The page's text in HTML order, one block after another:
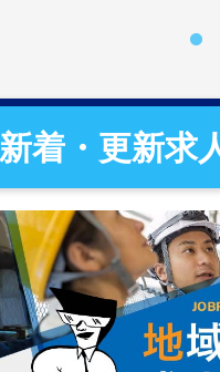
新着・更新求